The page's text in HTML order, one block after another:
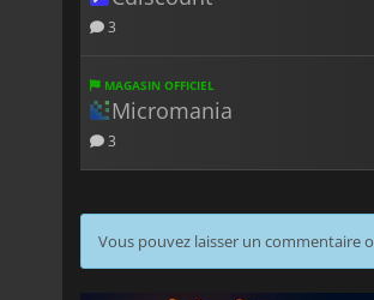
3
MAGASIN OFFICIEL
Micromania
3
Vous pouvez laisser un commentaire